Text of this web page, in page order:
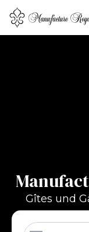
Gîtes und